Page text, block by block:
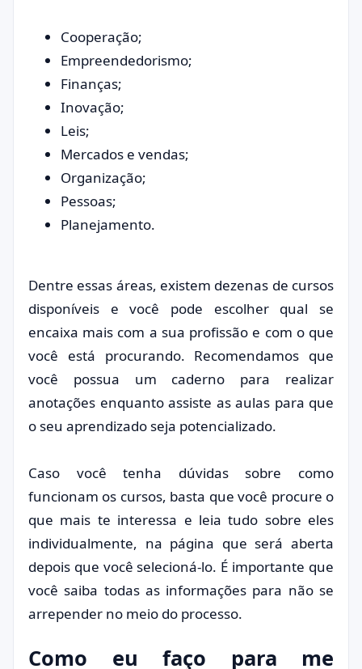
Cooperação;
Empreendedorismo;
Finanças;
Inovação;
Leis;
Mercados e vendas;
Organização;
Pessoas;
Planejamento.
Dentre essas áreas, existem dezenas de cursos
disponíveis e você pode escolher qual se
encaixa mais com a sua profissão e com o que
você está procurando. Recomendamos que
você possua um caderno para realizar
anotações enquanto assiste as aulas para que
o seu aprendizado seja potencializado.
Caso você tenha dúvidas sobre como
funcionam os cursos, basta que você procure o
que mais te interessa e leia tudo sobre eles
individualmente, na página que será aberta
depois que você selecioná-lo. É importante que
você saiba todas as informações para não se
arrepender no meio do processo.
Como eu faço para me